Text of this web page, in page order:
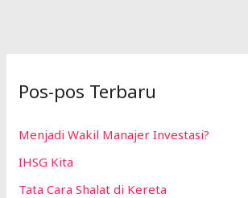
Pos-pos Terbaru
Menjadi Wakil Manajer Investasi?
IHSG Kita
Tata Cara Shalat di Kereta